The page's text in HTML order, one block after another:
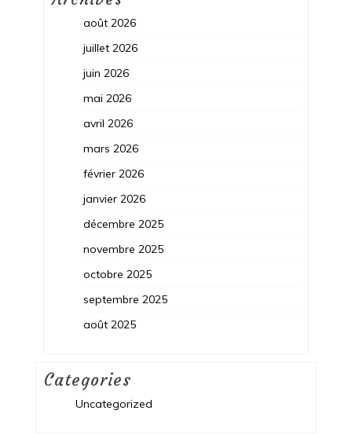
août 2026
juillet 2026
juin 2026
mai 2026
avril 2026
mars 2026
février 2026
janvier 2026
décembre 2025
novembre 2025
octobre 2025
septembre 2025
août 2025
Categories
Uncategorized